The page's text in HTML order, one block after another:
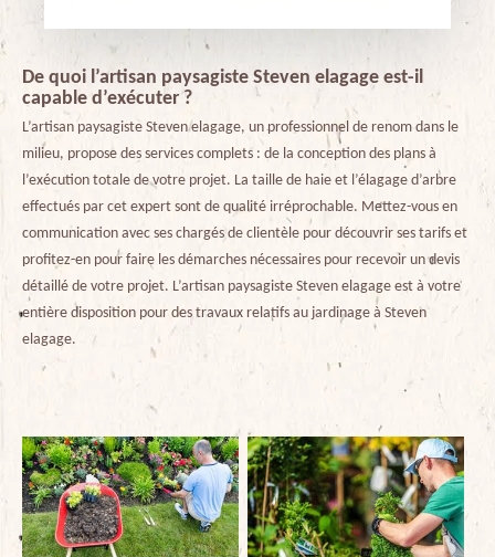
De quoi l’artisan paysagiste Steven elagage est-il
capable d’exécuter ?
L’artisan paysagiste Steven elagage, un professionnel de renom dans le
milieu, propose des services complets : de la conception des plans à
l’exécution totale de votre projet. La taille de haie et l’élagage d’arbre
effectués par cet expert sont de qualité irréprochable. Mettez-vous en
communication avec ses chargés de clientèle pour découvrir ses tarifs et
profitez-en pour faire les démarches nécessaires pour recevoir un devis
détaillé de votre projet. L’artisan paysagiste Steven elagage est à votre
entière disposition pour des travaux relatifs au jardinage à Steven
elagage.